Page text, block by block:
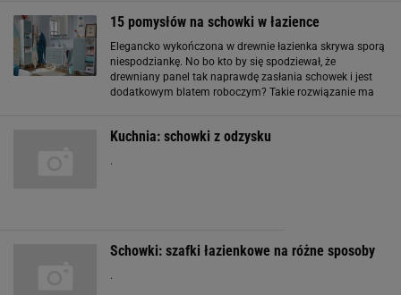
łóżka domownicy
15 pomysłów na schowki w łazience
Elegancko wykończona w drewnie łazienka skrywa sporą
niespodziankę. No bo kto by się spodziewał, że
drewniany panel tak naprawdę zasłania schowek i jest
dodatkowym blatem roboczym? Takie rozwiązanie ma
Kuchnia: schowki z odzysku
.
Schowki: szafki łazienkowe na różne sposoby
.